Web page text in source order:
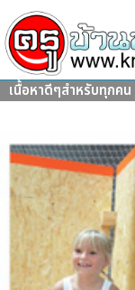
เนื้อหาดีๆสำหรับทุกคน